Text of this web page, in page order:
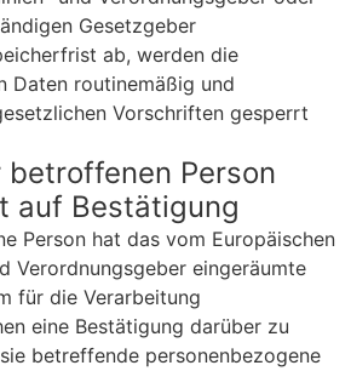
Gesetzgeber
ab, werden die
Daten routinemäßig und
Vorschriften gesperrt
betroffenen Person
Bestätigung
Person hat das vom Europäischen
Verordnungsgeber eingeräumte
für die Verarbeitung
eine Bestätigung darüber zu
betreffende personenbezogene